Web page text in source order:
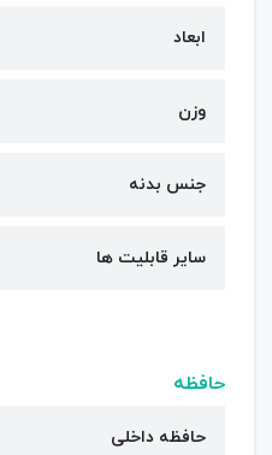
ابعاد
وزن
جنس بدنه
سایر قابلیت ها
حافظه
حافظه داخلی